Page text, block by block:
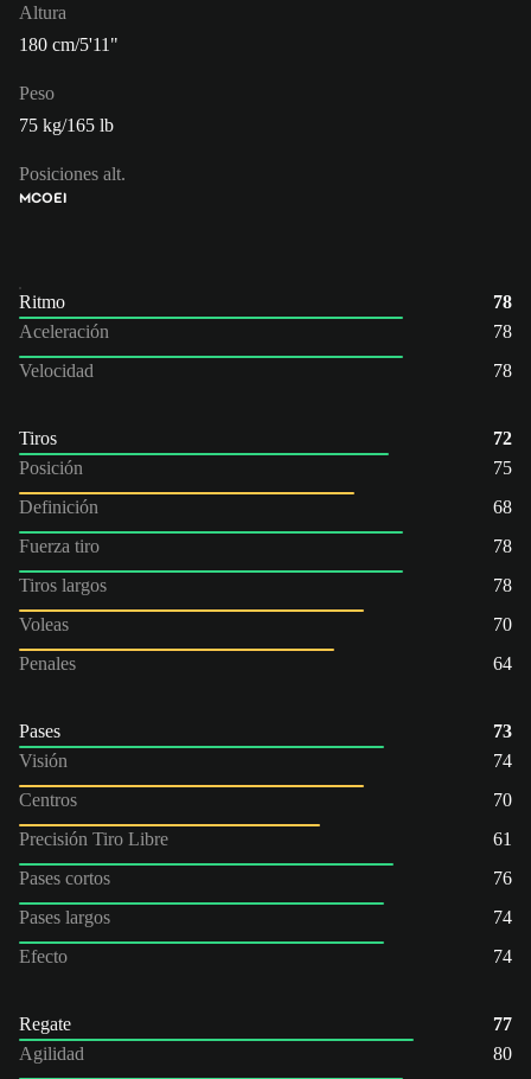
Altura
180 cm/5'11"
Peso
75 kg/165 lb
Posiciones alt.
MCOEI
Ritmo
78
Aceleración
78
Velocidad
78
Tiros
72
Posición
75
Definición
68
Fuerza tiro
78
Tiros largos
78
Voleas
70
Penales
64
Pases
73
Visión
74
Centros
70
Precisión Tiro Libre
61
Pases cortos
76
Pases largos
74
Efecto
74
Regate
77
Agilidad
80